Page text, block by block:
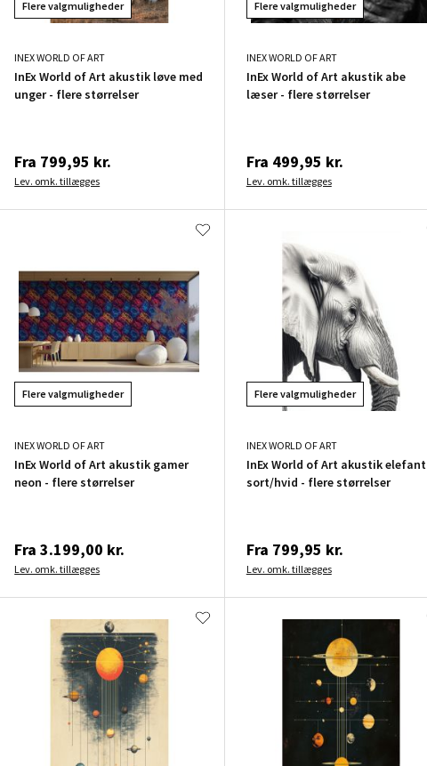
Flere valgmuligheder
INEX WORLD OF ART
InEx World of Art akustik løve med
unger - flere størrelser
Fra 799,95 kr.
Lev. omk. tillægges
Flere valgmuligheder
INEX WORLD OF ART
InEx World of Art akustik abe
læser - flere størrelser
Fra 499,95 kr.
Lev. omk. tillægges
Flere valgmuligheder
INEX WORLD OF ART
InEx World of Art akustik gamer
neon - flere størrelser
Fra 3.199,00 kr.
Lev. omk. tillægges
Flere valgmuligheder
INEX WORLD OF ART
InEx World of Art akustik elefant
sort/hvid - flere størrelser
Fra 799,95 kr.
Lev. omk. tillægges